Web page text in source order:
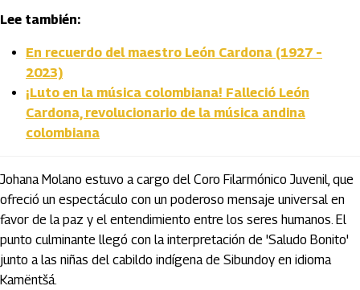
Lee también:
En recuerdo del maestro León Cardona (1927 –
2023)
¡Luto en la música colombiana! Falleció León
Cardona, revolucionario de la música andina
colombiana
Johana Molano estuvo a cargo del Coro Filarmónico Juvenil, que
ofreció un espectáculo con un poderoso mensaje universal en
favor de la paz y el entendimiento entre los seres humanos. El
punto culminante llegó con la interpretación de 'Saludo Bonito'
junto a las niñas del cabildo indígena de Sibundoy en idioma
Kamëntšá.